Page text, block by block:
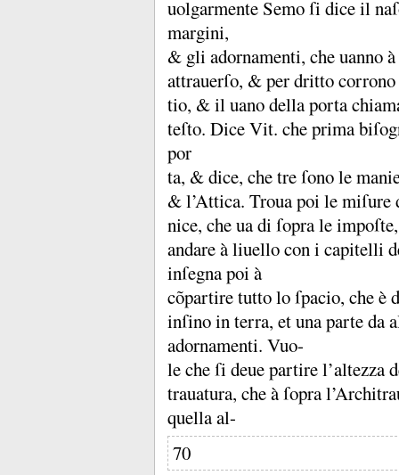
uolgarmente Semo ſi dice il
margini,
& gli adornamenti, che uanno
attrauerſo, &per dritto
tio, &il uano della porta
teſto. Dice Vit. che prima
por
ta, &dice, che tre ſono le
&l’Attica. Troua poi le
nice, che ua di ſopra le
andare à liuello con i capitelli
inſegna poi à
cõpartire tutto lo ſpacio, che è
inſino in terra, et una parte da
adornamenti. Vuo-
le che ſi deue partire l’altezza
trauatura, che à ſopra
quella al-
70